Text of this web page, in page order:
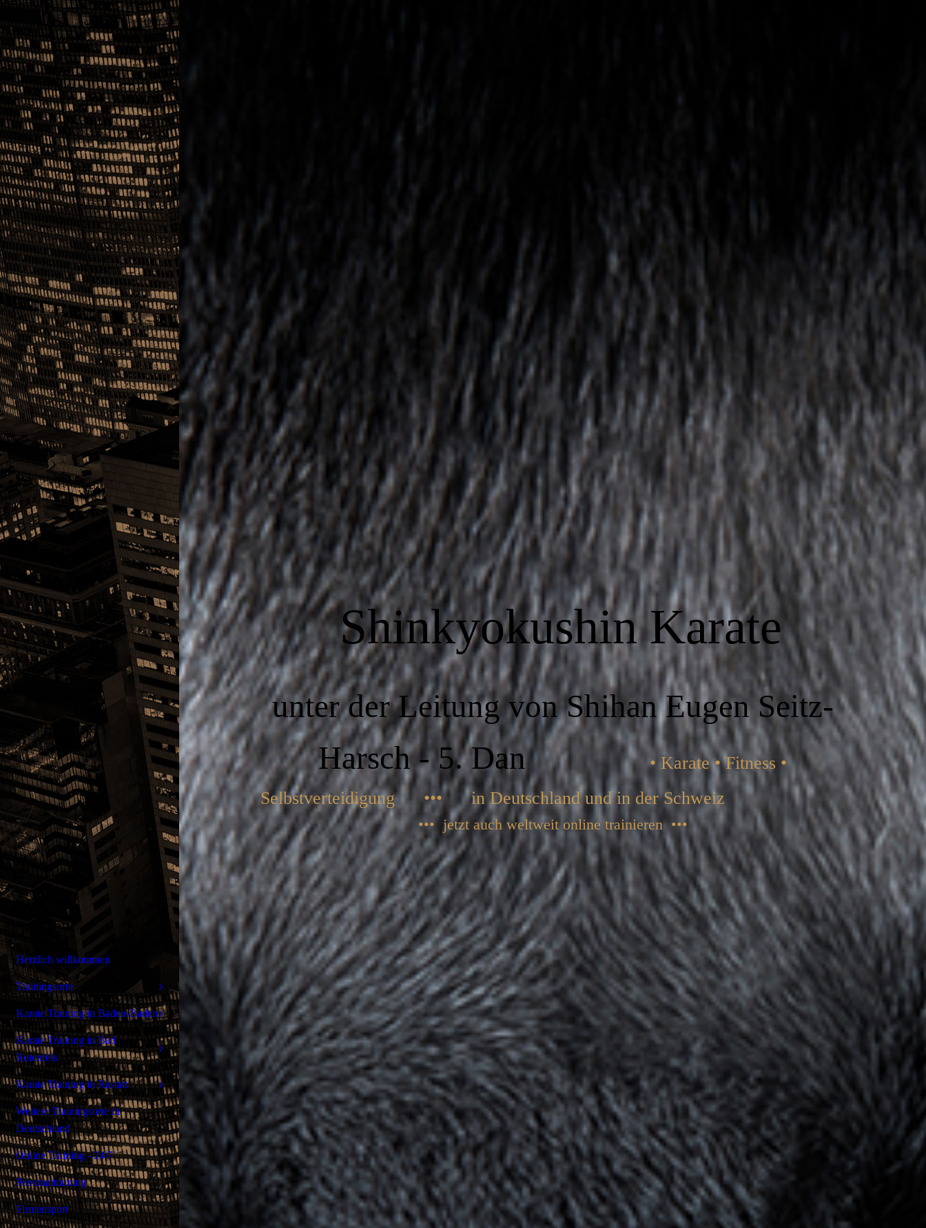
Shinkyokushin Karate
unter der Leitung von Shihan Eugen Seitz-
Harsch - 5. Dan• Karate • Fitness •
Selbstverteidigung ••• in Deutschland und in der Schweiz
••• jetzt auch weltweit online trainieren •••
Herzlich willkommen
Trainingsorte
Karate Training in Baden-Baden
Karate Training in Bad
Rotenfels
Karate Training in Rastatt
Weitere Trainingsorte in
Deutschland
Online Training - 24/7
Personaltraining
Firmensport